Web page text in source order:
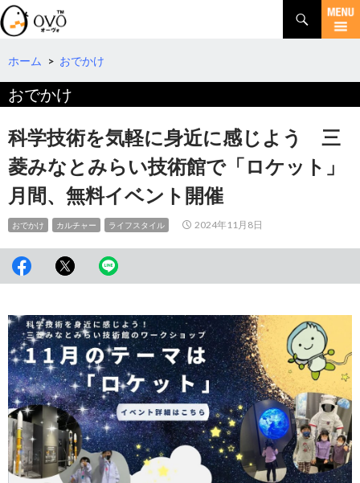
検
索
コ
テ
ツ
へ
移
動
ホーム > おでかけ
おでかけ
科学技術を気軽に身近に感じよう 三
菱みなとみらい技術館で「ロケット」
月間、無料イベント開催
おでかけ カルチャー ライフスタイル 2024年11月8日